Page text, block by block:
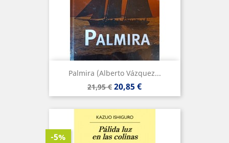
Palmira (Alberto Vázquez...
Precio
base
21,95 € Precio
20,85 €
-5%